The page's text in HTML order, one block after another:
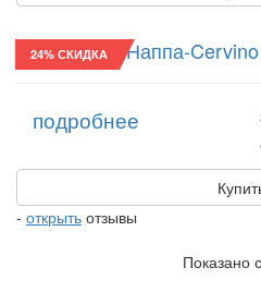
24% СКИДКА
"Ватсон"/30 Наппа-
подробнее
- открыть отзывы
Показано